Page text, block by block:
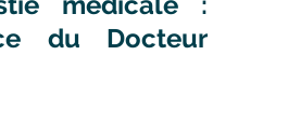
du Docteur